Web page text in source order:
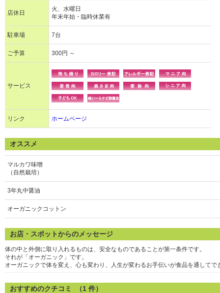
店休日
火、水曜日
年末年始・臨時休業有
駐車場 7台
ご予算 300円 ～
サービス
リンク ホームページ
オススメ
マルカワ味噌
（自然栽培）
3年丸中醤油
オーガニックコットン
お店・スポットからのメッセージ
体の中と外側に取り入れるものは、安全なものであることが第一条件です。
それが「オーガニック」です。
オーガニックで体を変え、心も変わり、人生が変わるお手伝いが食品を通してで
おすすめのクチコミ （1 件）